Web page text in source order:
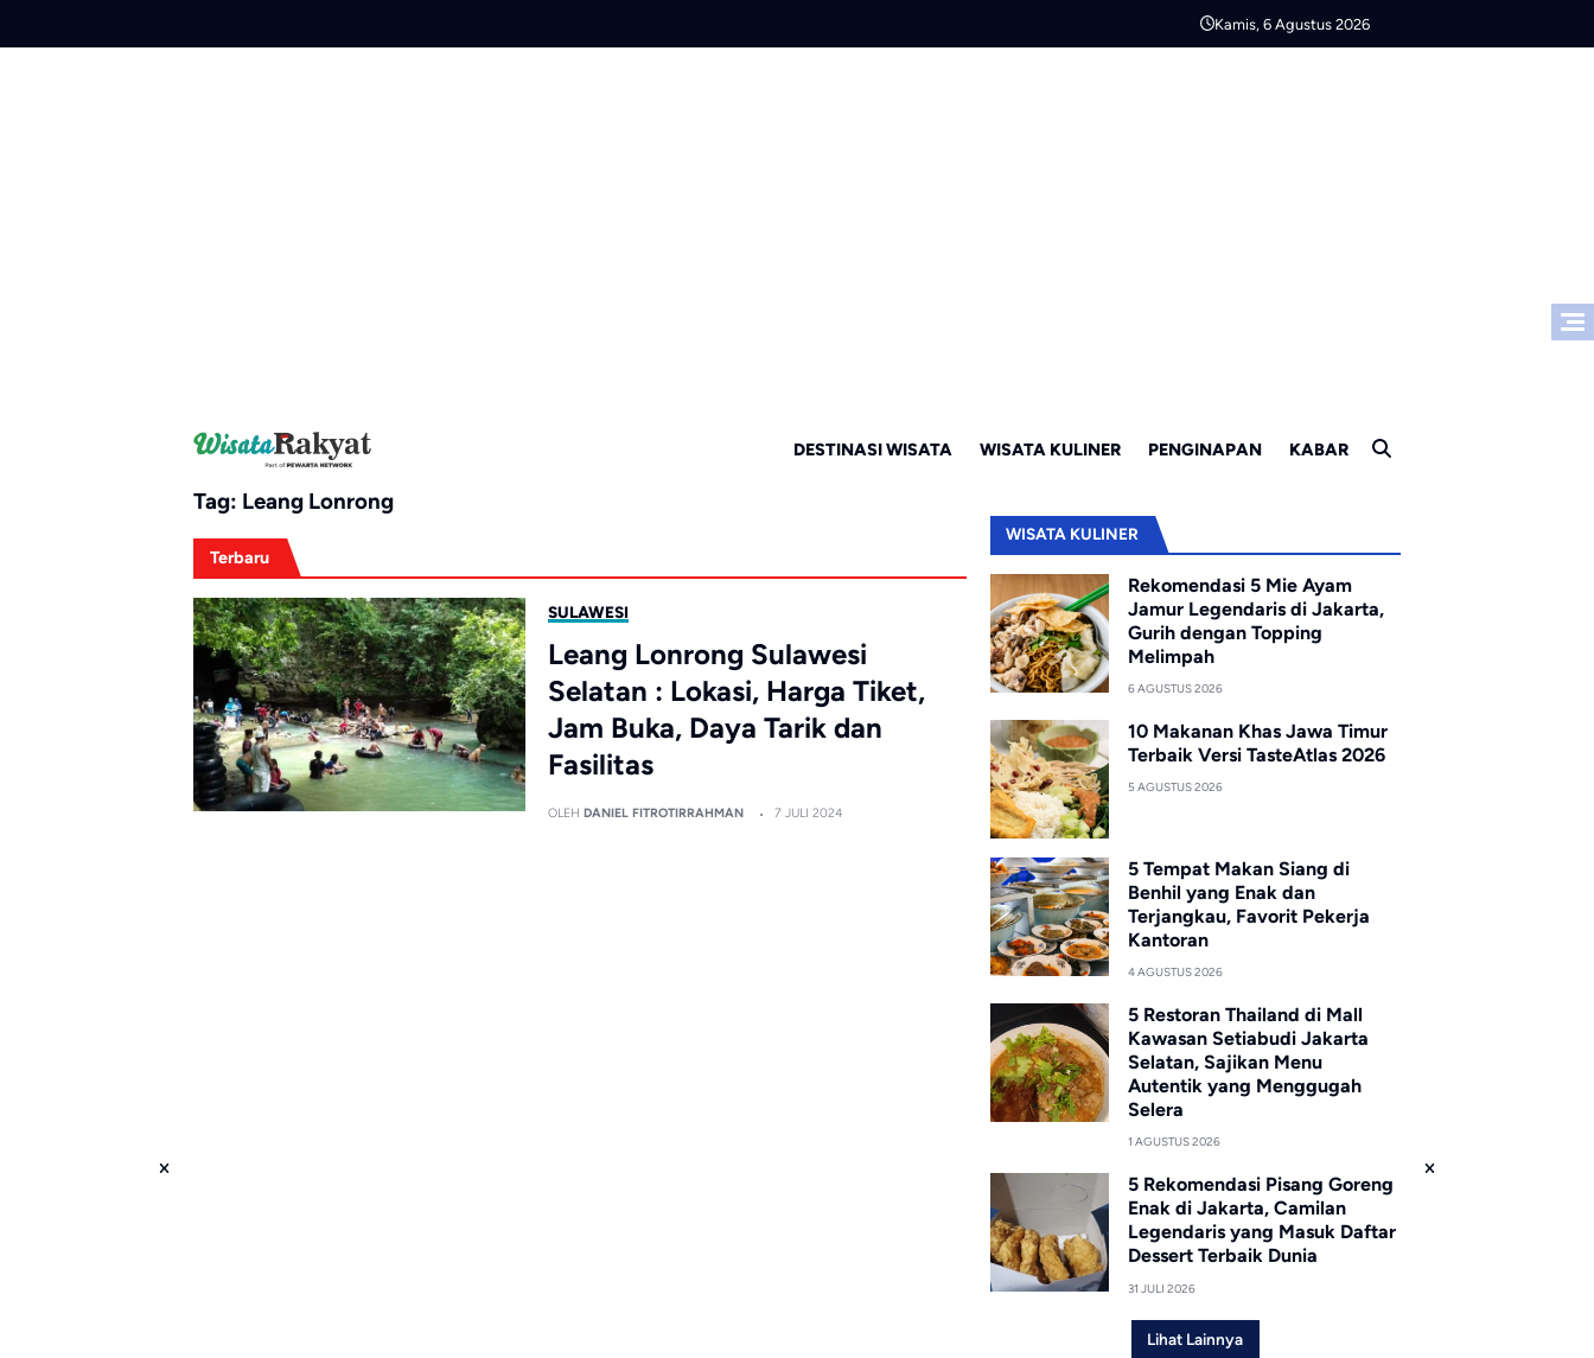
Kamis, 6 Agustus 2026
DESTINASI WISATA WISATA KULINER PENGINAPAN KABAR
Tag: Leang Lonrong
Terbaru
SULAWESI
Leang Lonrong Sulawesi
Selatan : Lokasi, Harga Tiket,
Jam Buka, Daya Tarik dan
Fasilitas
OLEH DANIEL FITROTIRRAHMAN 7 JULI 2024
WISATA KULINER
Rekomendasi 5 Mie Ayam
Jamur Legendaris di Jakarta,
Gurih dengan Topping
Melimpah
6 AGUSTUS 2026
10 Makanan Khas Jawa Timur
Terbaik Versi TasteAtlas 2026
5 AGUSTUS 2026
5 Tempat Makan Siang di
Benhil yang Enak dan
Terjangkau, Favorit Pekerja
Kantoran
4 AGUSTUS 2026
5 Restoran Thailand di Mall
Kawasan Setiabudi Jakarta
Selatan, Sajikan Menu
Autentik yang Menggugah
Selera
1 AGUSTUS 2026
5 Rekomendasi Pisang Goreng
Enak di Jakarta, Camilan
Legendaris yang Masuk Daftar
Dessert Terbaik Dunia
31 JULI 2026
Lihat Lainnya